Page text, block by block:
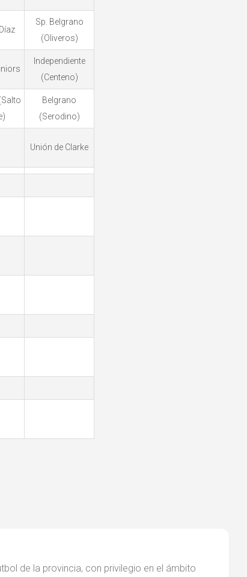
Sp. Belgrano
(Oliveros)
Independiente
(Centeno)
Belgrano
(Serodino)
Unión de Clarke
de la provincia, con privilegio en el ámbito